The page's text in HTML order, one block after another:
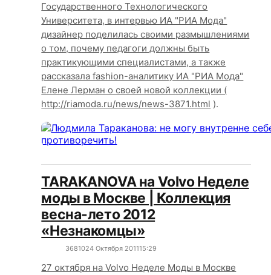
Государственного Технологического
Университета, в интервью ИА "РИА Мода"
дизайнер поделилась своими размышлениями
о том, почему педагоги должны быть
практикующими специалистами, а также
рассказала fashion-аналитику ИА "РИА Мода"
Елене Лерман о своей новой коллекции (
http://riamoda.ru/news/news-3871.html ).
TARAKANOVA на Volvo Неделе
моды в Москве | Коллекция
весна-лето 2012
«Незнакомцы»
3681024 Октября 201115:29
27 октября на Volvo Неделе Моды в Москве